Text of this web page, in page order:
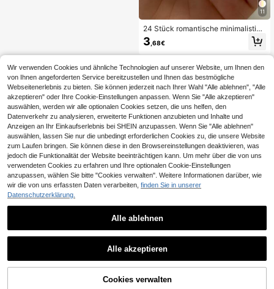
11
24 Stück romantische minimalistisc
he 3D Goldstern Gelb French Full C
overage kurze spitze künstliche Nä
gel für Frauen und Mädchen, inklusi
e, geeignet für Sommerpartys, Büro
und täglichen Gebrauch, zufällig ve
rsandter Gelee-Kleber
3 ,68€
ZUM WARENKORB HINZUFÜGEN
Wir verwenden Cookies und ähnliche Technologien auf unserer Website, um Ihnen den
von Ihnen angeforderten Service bereitzustellen und Ihnen das bestmögliche
Webseitenerlebnis zu bieten. Sie können jederzeit nach Ihrer Wahl "Alle ablehnen", "Alle
akzeptieren" oder Ihre Cookie-Einstellungen anpassen. Wenn Sie "Alle akzeptieren"
auswählen, werden wir alle optionalen Cookies setzen, die uns helfen, den
Datenverkehr zu analysieren, erweiterte Funktionen anzubieten und Inhalte und
Anzeigen an Ihr Einkaufserlebnis bei SHEIN anzupassen. Wenn Sie "Alle ablehnen"
auswählen, lassen Sie nur die unbedingt erforderlichen Cookies zu, die unsere Website
zum Laufen bringen. Sie können diese in den Browsereinstellungen deaktivieren, was
jedoch die Funktionalität der Website beeinträchtigen kann. Um mehr über die von uns
verwendeten Cookies zu erfahren und Ihre optionalen Cookie-Einstellungen
anzupassen, wählen Sie bitte "Cookies verwalten". Weitere Informationen darüber, wie
wir die von uns erfassten Daten verarbeiten, finden Sie in unserer
Datenschutzerklärung.
Alle ablehnen
Alle akzeptieren
Cookies verwalten